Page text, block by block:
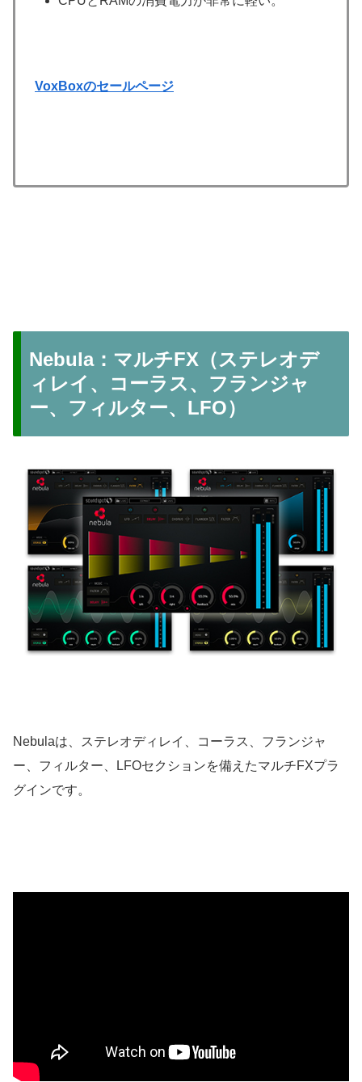
VoxBoxのセールページ
Nebula：マルチFX（ステレオデ
ィレイ、コーラス、フランジャ
ー、フィルター、LFO）
Nebulaは、ステレオディレイ、コーラス、フランジャ
ー、フィルター、LFOセクションを備えたマルチFXプラ
グインです。